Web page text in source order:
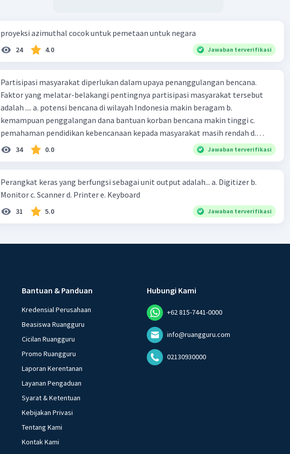
proyeksi azimuthal cocok untuk pemetaan untuk negara
24 4.0 Jawaban terverifikasi
Partisipasi masyarakat diperlukan dalam upaya penanggulangan bencana.
Faktor yang melatar-belakangi pentingnya partisipasi masyarakat tersebut
adalah .... a. potensi bencana di wilayah Indonesia makin beragam b.
kemampuan penggalangan dana bantuan korban bencana makin tinggi c.
pemahaman pendidikan kebencanaan kepada masyarakat masih rendah d.
masyarakat merupakan pihak yang langsung berhadapan dengan bencana e.
kepercayaan pemerintah bahwa masyarakat mampu mengatasi bencana
34 0.0 Jawaban terverifikasi
Perangkat keras yang berfungsi sebagai unit output adalah... a. Digitizer b.
Monitor c. Scanner d. Printer e. Keyboard
31 5.0 Jawaban terverifikasi
Bantuan & Panduan
Kredensial Perusahaan
Beasiswa Ruangguru
Cicilan Ruangguru
Promo Ruangguru
Laporan Kerentanan
Layanan Pengaduan
Syarat & Ketentuan
Kebijakan Privasi
Tentang Kami
Kontak Kami
Hubungi Kami
+62 815-7441-0000
info@ruangguru.com
02130930000